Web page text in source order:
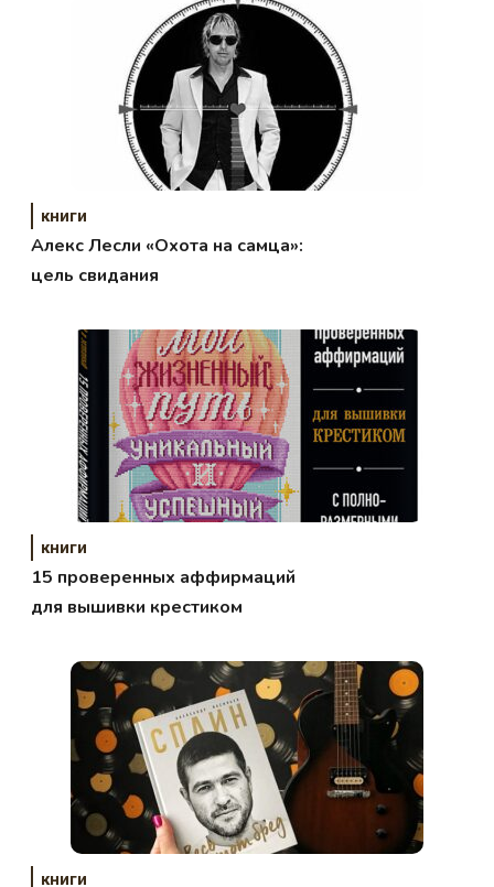
книги
Алекс Лесли «Охота на самца»:
цель свидания
книги
15 проверенных аффирмаций
для вышивки крестиком
книги